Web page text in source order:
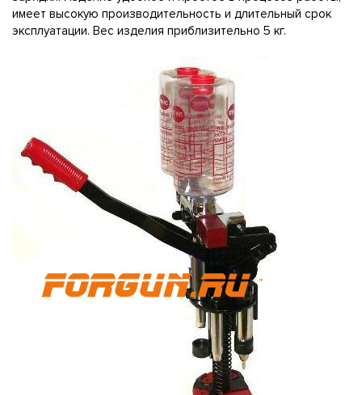
имеет высокую производительность и длительный срок
эксплуатации. Вес изделия приблизительно 5 кг.